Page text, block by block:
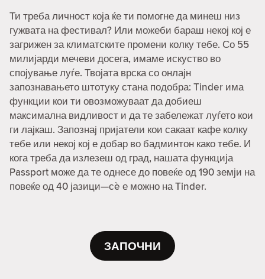
Ти треба личност која ќе ти помогне да минеш низ
гужвата на фестивал? Или можеби бараш некој кој е
загрижен за климатските промени колку тебе. Со 55
милијарди мечеви досега, имаме искуство во
спојување луѓе. Твојата врска со онлајн
запознавањето штотуку стана подобра: Tinder има
функции кои ти овозможуваат да добиеш
максимална видливост и да те забележат луѓето кои
ги лајкаш. Запознај пријатели кои сакаат кафе колку
тебе или некој кој е добар во бадминтон како тебе. И
кога треба да излезеш од град, нашата функција
Passport може да те однесе до повеќе од 190 земји на
повеќе од 40 јазици—сè е можно на Tinder.
ЗАПОЧНИ